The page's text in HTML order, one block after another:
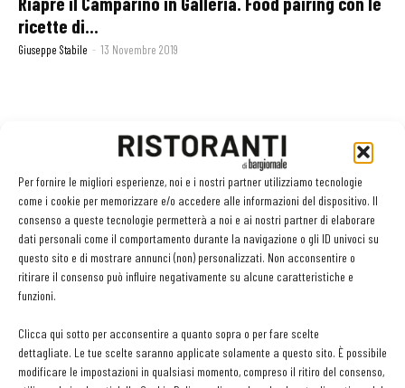
Per fornire le migliori esperienze, noi e i nostri partner utilizziamo tecnologie
come i cookie per memorizzare e/o accedere alle informazioni del dispositivo. Il
consenso a queste tecnologie permetterà a noi e ai nostri partner di elaborare
dati personali come il comportamento durante la navigazione o gli ID univoci su
questo sito e di mostrare annunci (non) personalizzati. Non acconsentire o
ritirare il consenso può influire negativamente su alcune caratteristiche e
funzioni.
Clicca qui sotto per acconsentire a quanto sopra o per fare scelte
dettagliate. Le tue scelte saranno applicate solamente a questo sito. È possibile
modificare le impostazioni in qualsiasi momento, compreso il ritiro del consenso,
ricette di...
Giuseppe Stabile - 13 Novembre 2019
GLI ARTICOLI PIÙ LETTI
Sogemi rafforza i servizi per la ristorazione: orario esteso e
tessera gratuita per i professionisti HoReCa
29 Luglio 2026
Aperti per ferie. Buoni indirizzi da Nord a Sud per godersi le
vacanze (o da scorprire se si è in vacanza)
31 Luglio 2026
Recensioni online, Fipe e le associazioni del turismo chiedono
20 Luglio 2026